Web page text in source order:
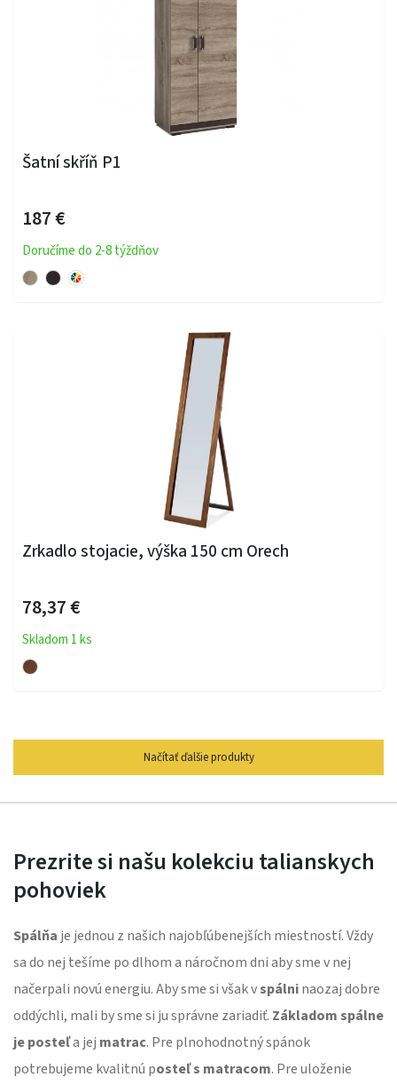
Šatní skříň P1
187 €
Doručíme do 2-8 týždňov
Zrkadlo stojacie, výška 150 cm Orech
78,37 €
Skladom 1 ks
Načítať ďalšie produkty
Prezrite si našu kolekciu talianskych
pohoviek
Spálňa je jednou z našich najobľúbenejších miestností. Vždy
sa do nej tešíme po dlhom a náročnom dni aby sme v nej
načerpali novú energiu. Aby sme si však vspálninaozaj dobre
oddýchli, mali by sme si ju správne zariadiť. Základom spálne
je posteľa jej matrac. Pre plnohodnotný spánok
potrebujeme kvalitnú posteľ s matracom. Pre uloženie